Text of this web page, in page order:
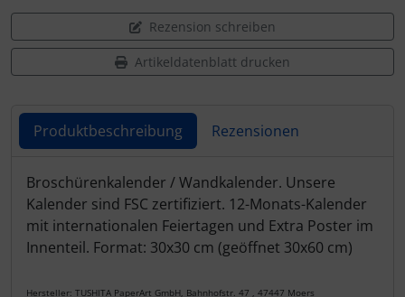
Rezension schreiben
Artikeldatenblatt drucken
Produktbeschreibung Rezensionen
Produktbeschreibung
Broschürenkalender / Wandkalender. Unsere
Kalender sind FSC zertifiziert. 12-Monats-Kalender
mit internationalen Feiertagen und Extra Poster im
Innenteil. Format: 30x30 cm (geöffnet 30x60 cm)
Hersteller: TUSHITA PaperArt GmbH, Bahnhofstr. 47 , 47447 Moers